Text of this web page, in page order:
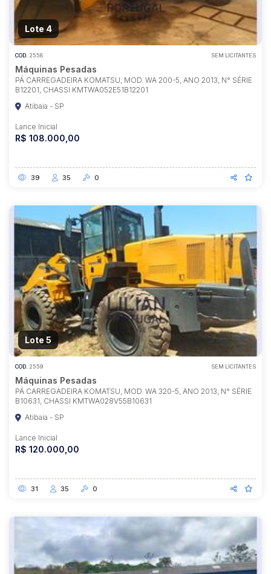
Lote 4
COD. 2558 SEM LICITANTES
Máquinas Pesadas
PÁ CARREGADEIRA KOMATSU, MOD. WA 200-5, ANO 2013, N° SÉRIE
B12201, CHASSI KMTWA052E51B12201
Atibaia - SP
Lance Inicial
R$ 108.000,00
39 35 0
Lote 5
COD. 2559 SEM LICITANTES
Máquinas Pesadas
PÁ CARREGADEIRA KOMATSU, MOD. WA 320-5, ANO 2013, N° SÉRIE
B10631, CHASSI KMTWA028V55B10631
Atibaia - SP
Lance Inicial
R$ 120.000,00
31 35 0